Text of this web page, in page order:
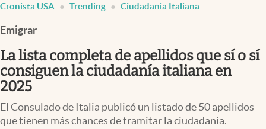
Espiritual
Streaming
PC y mobile
Cronista USA Trending Ciudadania Italiana
Emigrar
La lista completa de apellidos que sí o sí
consiguen la ciudadanía italiana en
2025
El Consulado de Italia publicó un listado de 50 apellidos
que tienen más chances de tramitar la ciudadanía.